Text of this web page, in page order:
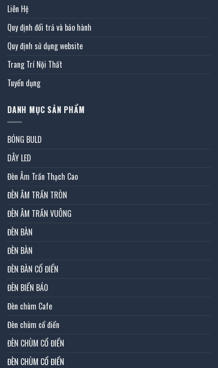
Liên Hệ
Quy định đổi trả và bảo hành
Quy định sử dụng website
Trang Trí Nội Thất
Tuyển dụng
DANH MỤC SẢN PHẨM
BÓNG BULD
DÂY LED
Đèn Âm Trần Thạch Cao
ĐÈN ÂM TRẦN TRÒN
ĐÈN ÂM TRẦN VUÔNG
ĐÈN BÀN
ĐÈN BÀN
ĐÈN BÀN CỔ ĐIỂN
ĐÈN BIỂN BÁO
Đèn chùm Cafe
Đèn chùm cổ điển
ĐÈN CHÙM CỔ ĐIỂN
ĐÈN CHÙM CỔ ĐIỂN